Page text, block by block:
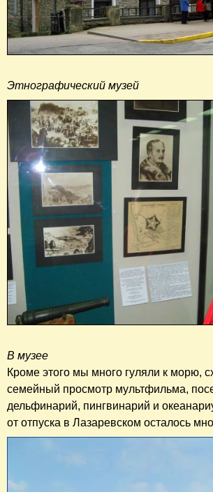
Этнографический музей
В музее
Кроме этого мы много гуляли к морю,
семейный просмотр мультфильма,
дельфинарий, пингвинарий и
от отпуска в Лазаревском осталось